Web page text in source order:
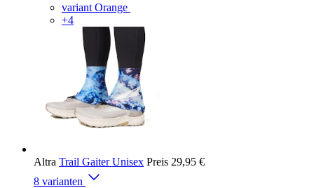
variant Orange
+4
Altra Trail Gaiter Unisex Preis 29,95 €
8 varianten